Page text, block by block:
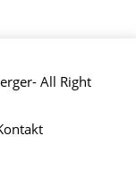
All Right